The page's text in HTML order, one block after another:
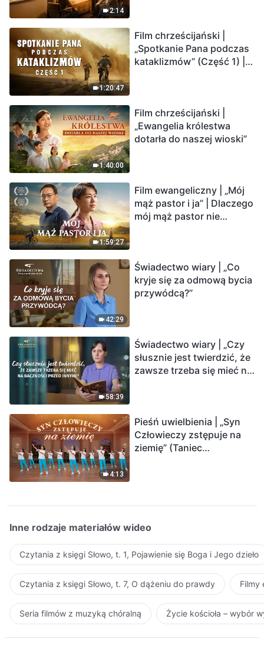
2:14
1:20:47
Film chrześcijański |
„Spotkanie Pana podczas
kataklizmów” (Część 1) |
1:40:00
Film chrześcijański |
„Ewangelia królestwa
dotarła do naszej wioski”
1:59:27
Film ewangeliczny | „Mój
mąż pastor i ja” | Dlaczego
mój mąż pastor nie
42:29
Świadectwo wiary | „Co
kryje się za odmową bycia
przywódcą?”
58:39
Świadectwo wiary | „Czy
słusznie jest twierdzić, że
zawsze trzeba się mieć na
4:13
Pieśń uwielbienia | „Syn
Człowieczy zstępuje na
ziemię” (Taniec
Inne rodzaje materiałów wideo
Czytania z księgi Słowo, t. 1, Pojawienie się Boga i Jego dzieło
Czytania z księgi Słowo, t. 7, O dążeniu do prawdy Filmy
Seria filmów z muzyką chóralną Życie kościoła – wybór